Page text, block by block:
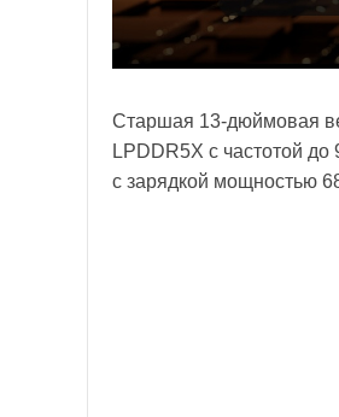
Старшая 13-дюймовая
LPDDR5X с частотой
с зарядкой мощностью